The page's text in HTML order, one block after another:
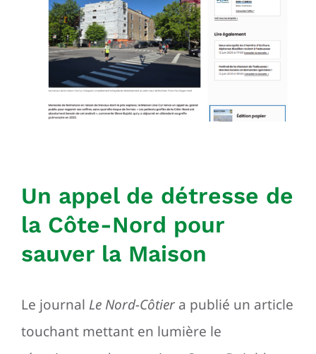
Un appel de détresse de
la Côte-Nord pour
sauver la Maison
Le journal Le Nord-Côtiera publié un article
touchant mettant en lumière le